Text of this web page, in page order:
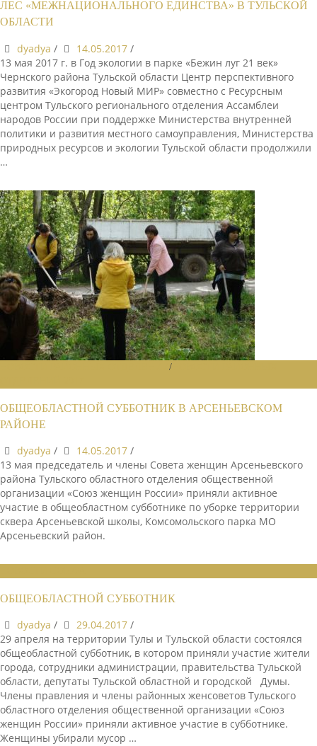
ЛЕС «МЕЖНАЦИОНАЛЬНОГО ЕДИНСТВА» В ТУЛЬСКОЙ
ОБЛАСТИ
dyadya / 14.05.2017 /
13 мая 2017 г. в Год экологии в парке «Бежин луг 21 век»
Чернского района Тульской области Центр перспективного
развития «Экогород Новый МИР» совместно с Ресурсным
центром Тульского регионального отделения Ассамблеи
народов России при поддержке Министерства внутренней
политики и развития местного самоуправления, Министерства
природных ресурсов и экологии Тульской области продолжили
…
/
ОБЩЕОБЛАСТНОЙ СУББОТНИК В АРСЕНЬЕВСКОМ
РАЙОНЕ
dyadya / 14.05.2017 /
13 мая председатель и члены Совета женщин Арсеньевского
района Тульского областного отделения общественной
организации «Союз женщин России» приняли активное
участие в общеобластном субботнике по уборке территории
сквера Арсеньевской школы, Комсомольского парка МО
Арсеньевский район.
ОБЩЕОБЛАСТНОЙ СУББОТНИК
dyadya / 29.04.2017 /
29 апреля на территории Тулы и Тульской области состоялся
общеобластной субботник, в котором приняли участие жители
города, сотрудники администрации, правительства Тульской
области, депутаты Тульской областной и городской Думы.
Члены правления и члены районных женсоветов Тульского
областного отделения общественной организации «Союз
женщин России» приняли активное участие в субботнике.
Женщины убирали мусор …